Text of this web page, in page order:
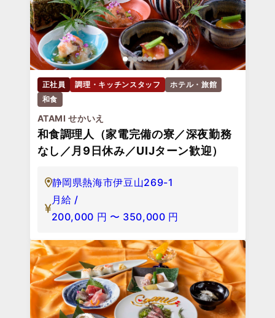
正社員 調理・キッチンスタッフ
ホテル・旅館
和食
ATAMI せかいえ
和食調理人（家電完備の寮／深夜勤務
なし／月9日休み／UIJターン歓迎）
静岡県熱海市伊豆山269-1
月給 /
200,000 円 〜 350,000 円